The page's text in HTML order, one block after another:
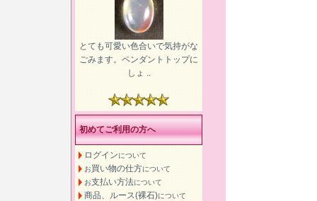
とても可愛い色合いで気持がな
ごみます。ペンダントトップに
しょ ..
初めてご利用の方へ
ログインについて
お買い物の仕方について
お支払い方法について
商品、ルース(裸石)について